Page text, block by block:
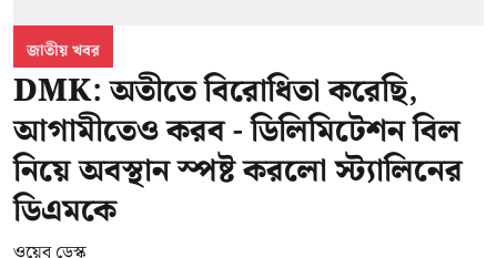
জাতীয় খবর
DMK: অতীতে বিরোধিতা করেছি,
আগামীতেও করব - ডিলিমিটেশন বিল
নিয়ে অবস্থান স্পষ্ট করলো স্ট্যালিনের
ডিএমকে